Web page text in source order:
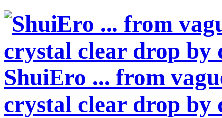
ShuiEro ... from
crystal clear drop by